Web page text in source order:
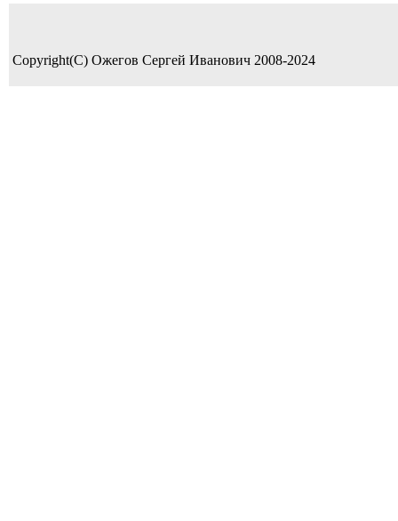
Copyright(C) Ожегов Сергей Иванович 2008-2024